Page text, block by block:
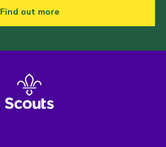
Find out more